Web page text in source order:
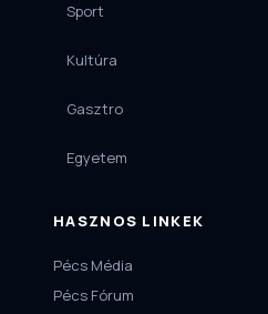
Sport
Kultúra
Gasztro
Egyetem
HASZNOS LINKEK
Pécs Média
Pécs Fórum